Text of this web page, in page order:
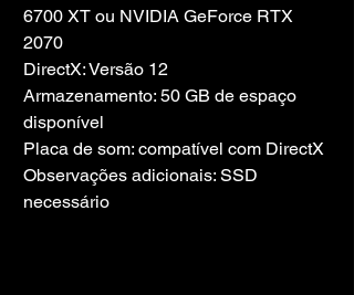
6700 XT ou NVIDIA GeForce RTX
2070
DirectX: Versão 12
Armazenamento: 50 GB de espaço
disponível
Placa de som: compatível com DirectX
Observações adicionais: SSD
necessário